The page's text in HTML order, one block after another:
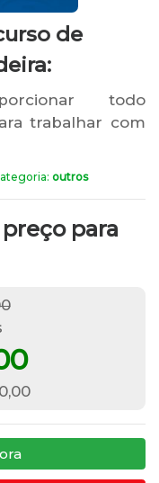
de
todo
trabalhar com
outros
para